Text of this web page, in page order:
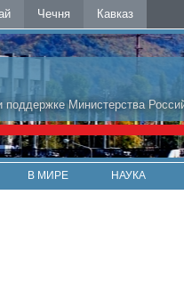
Чечня Кавказ
поддержке Министерства
В МИРЕ НАУКА